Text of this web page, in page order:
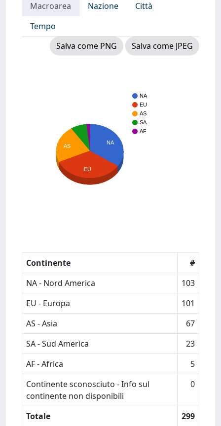
Macroarea Nazione
Città
Tempo
Salva come PNG
Salva come JPEG
NA
EU
AS
SA
AF
NA
AS
EU
Continente
#
NA - Nord America
103
EU - Europa
101
AS - Asia
67
SA - Sud America
23
AF - Africa
5
Continente sconosciuto - Info sul
continente non disponibili
0
Totale 299